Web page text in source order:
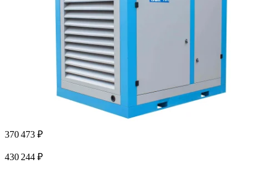
370 473 ₽
430 244 ₽